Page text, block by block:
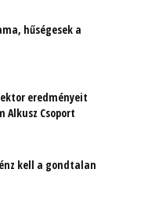
hűségesek a
eredményeit
Csoport
kell a gondtalan